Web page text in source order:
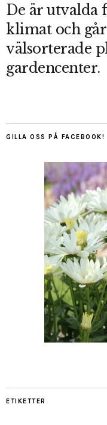
De är utvalda
klimat och
välsorterade
gardencenter.
GILLA OSS PÅ FACEBOOK!
ETIKETTER